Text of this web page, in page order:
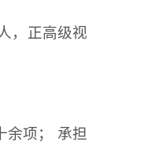
，正高级视
余项； 承担